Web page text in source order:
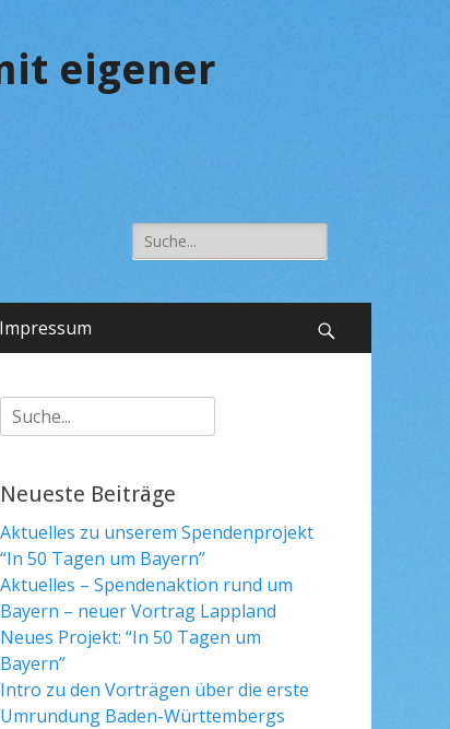
eigener
Suche
nach:
Impressum
Suche
nach:
Neueste Beiträge
Aktuelles zu unserem Spendenprojekt
“In 50 Tagen um Bayern”
Aktuelles – Spendenaktion rund um
Bayern – neuer Vortrag Lappland
Neues Projekt: “In 50 Tagen um
Bayern”
Intro zu den Vorträgen über die erste
Umrundung Baden-Württembergs